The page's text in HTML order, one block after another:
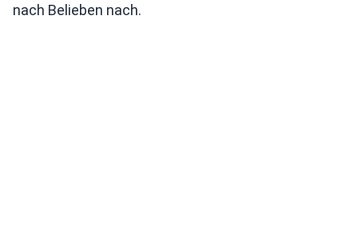
nach Belieben nach.